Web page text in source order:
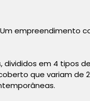
empreendimento
divididos em 4 tipos
que variam de